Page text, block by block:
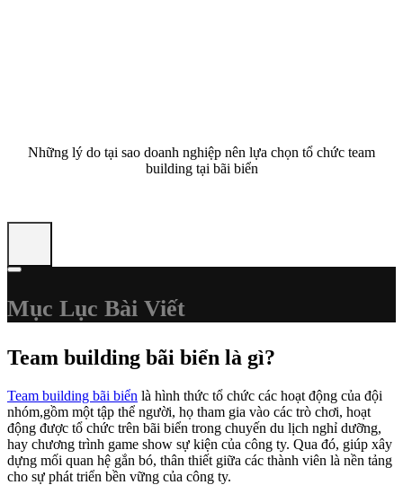
Những lý do tại sao doanh nghiệp nên lựa chọn tổ chức team
building tại bãi biển
Mục Lục Bài Viết
Team building bãi biển là gì?
Team building bãi biển là hình thức tổ chức các hoạt động của đội
nhóm,gồm một tập thể người, họ tham gia vào các trò chơi, hoạt
động được tổ chức trên bãi biển trong chuyến du lịch nghỉ dưỡng,
hay chương trình game show sự kiện của công ty. Qua đó, giúp xây
dựng mối quan hệ gắn bó, thân thiết giữa các thành viên là nền tảng
cho sự phát triển bền vững của công ty.